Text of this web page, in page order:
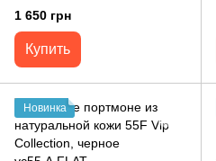
Collection, черный vc54.A.FLAT
1 650 грн
Купить
Новинка